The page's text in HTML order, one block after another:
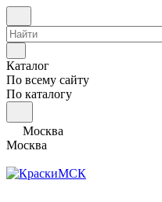
Каталог
По всему сайту
По каталогу
Москва
Москва